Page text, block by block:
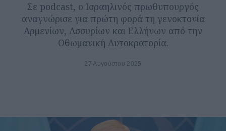
Σε podcast, ο Ισραηλινός πρωθυπουργός
αναγνώρισε για πρώτη φορά τη γενοκτονία
Αρμενίων, Ασσυρίων και Ελλήνων από την
Οθωμανική Αυτοκρατορία.
27 Αυγούστου 2025